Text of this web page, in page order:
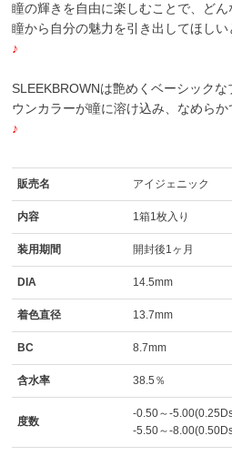
瞳の輝きを自由に楽しむことで、どん
瞳から自分の魅力を引き出してほし
♪
SLEEKBROWNは艶めくベーシックな
ウンカラーが瞳に溶け込み、なめら
♪
販売名 アイジェニック
内容 1箱1枚入り
装用期間 開封後1ヶ月
DIA 14.5mm
着色直径 13.7mm
BC 8.7mm
含水率 38.5％
度数
-0.50～-
-5.50～-